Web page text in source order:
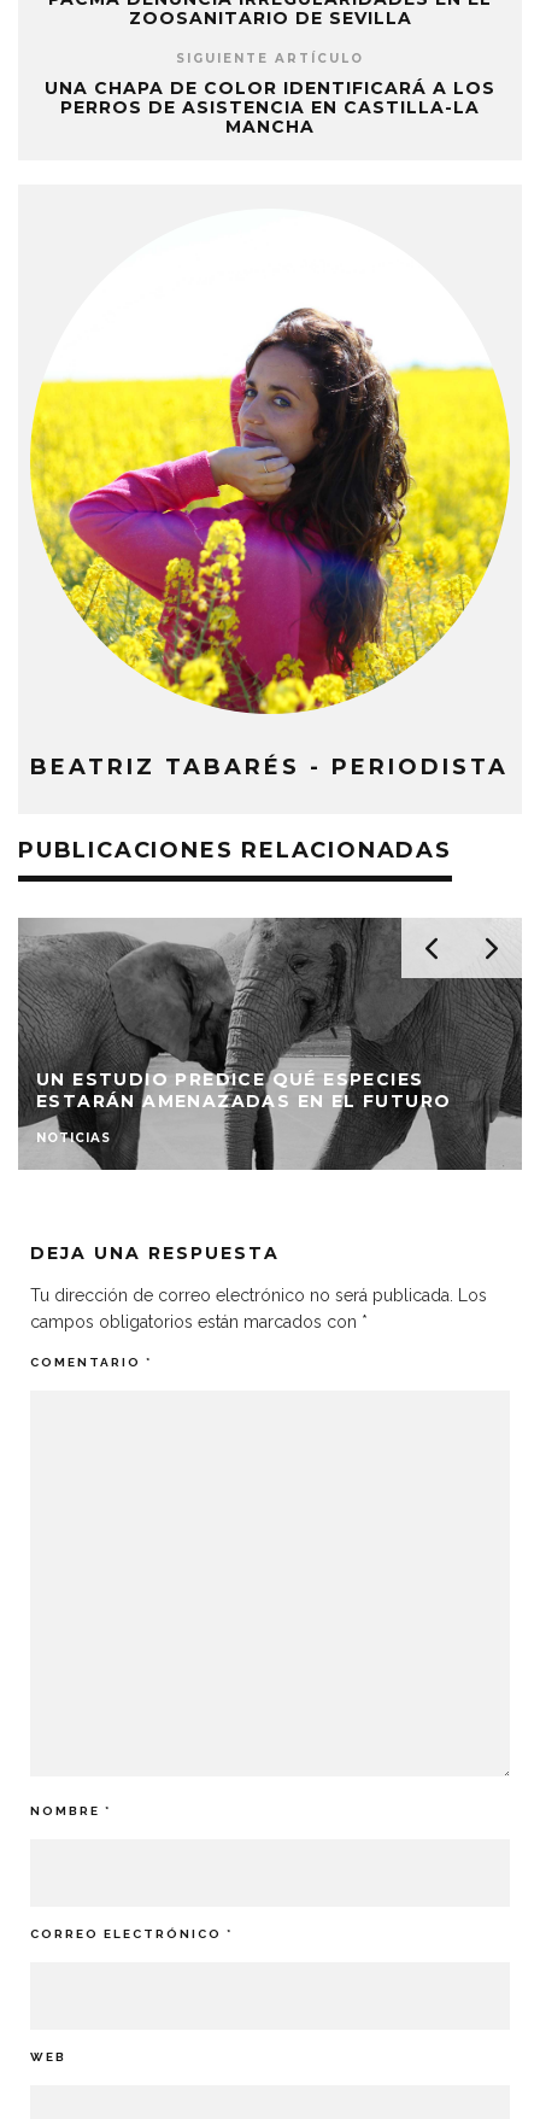
ZOOSANITARIO DE SEVILLA
SIGUIENTE ARTÍCULO
UNA CHAPA DE COLOR IDENTIFICARÁ A LOS
PERROS DE ASISTENCIA EN CASTILLA-LA
MANCHA
BEATRIZ TABARÉS - PERIODISTA
PUBLICACIONES RELACIONADAS
UN ESTUDIO PREDICE QUÉ ESPECIES
ESTARÁN AMENAZADAS EN EL FUTURO
NOTICIAS
DEJA UNA RESPUESTA
Tu dirección de correo electrónico no será publicada.
Los
campos obligatorios están marcados con *
COMENTARIO *
NOMBRE *
CORREO ELECTRÓNICO *
WEB